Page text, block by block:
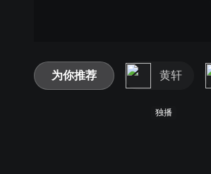
为你推荐 黄轩
独播